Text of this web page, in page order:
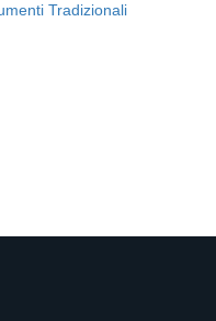
Tradizionali